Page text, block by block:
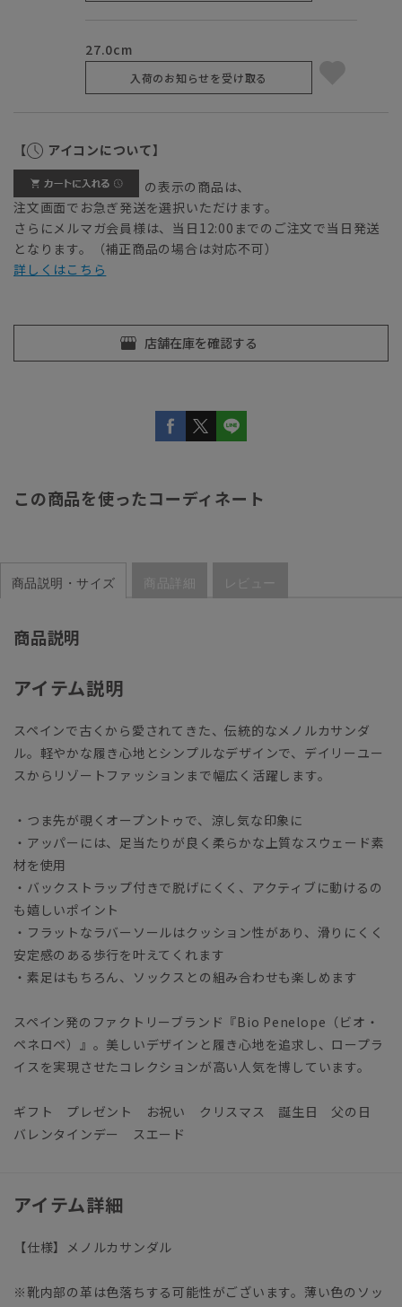
27.0cm
入荷のお知らせを受け取る
【 アイコンについて】
の表示の商品は、
注文画面でお急ぎ発送を選択いただけます。
さらにメルマガ会員様は、当日12:00までのご注文で当日発送
となります。（補正商品の場合は対応不可）
詳しくはこちら
この商品を使ったコーディネート
商品説明・サイズ 商品詳細 レビュー
商品説明
アイテム説明
スペインで古くから愛されてきた、伝統的なメノルカサンダ
ル。軽やかな履き心地とシンプルなデザインで、デイリーユー
スからリゾートファッションまで幅広く活躍します。
・つま先が覗くオープントゥで、涼し気な印象に
・アッパーには、足当たりが良く柔らかな上質なスウェード素
材を使用
・バックストラップ付きで脱げにくく、アクティブに動けるの
も嬉しいポイント
・フラットなラバーソールはクッション性があり、滑りにくく
安定感のある歩行を叶えてくれます
・素足はもちろん、ソックスとの組み合わせも楽しめます
スペイン発のファクトリーブランド『Bio Penelope（ビオ・
ペネロペ）』。美しいデザインと履き心地を追求し、ロープラ
イスを実現させたコレクションが高い人気を博しています。
ギフト プレゼント お祝い クリスマス 誕生日 父の日
バレンタインデー スエード
アイテム詳細
【仕様】メノルカサンダル
※靴内部の革は色落ちする可能性がございます。薄い色のソッ